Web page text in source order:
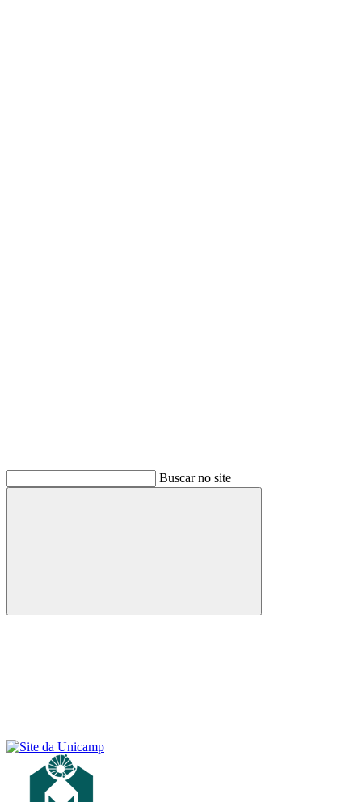
Buscar no site
Buscar